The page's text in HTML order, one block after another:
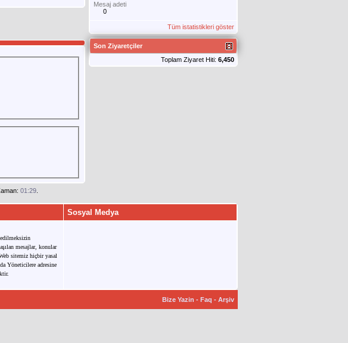
Mesaj adeti
0
Tüm istatistikleri göster
Son Ziyaretçiler
Toplam Ziyaret Hiti: 6,450
01:29
Sosyal Medya
mesajlar, konular
sitemiz hiçbir yasal
Yöneticilere adresine
Bize Yazin - Faq - Arşiv